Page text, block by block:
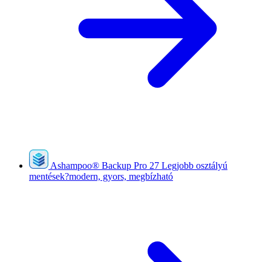
Ashampoo® Backup Pro 27 Legjobb osztályú
mentések?modern, gyors, megbízható